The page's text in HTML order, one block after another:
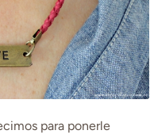
para ponerle